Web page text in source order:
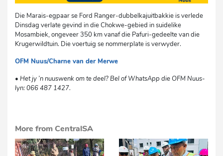
Die Marais-egpaar se Ford Ranger-dubbelkajuitbakkie is verlede
Dinsdag verlate gevind in die Chokwe-gebied in suidelike
Mosambiek, ongeveer 350 km vanaf die Pafuri-gedeelte van die
Krugerwildtuin. Die voertuig se nommerplate is verwyder.
OFM Nuus/Charne van der Merwe
• Het jy ’n nuuswenk om te deel? Bel of WhatsApp die OFM Nuus-
lyn: 066 487 1427.
More from CentralSA